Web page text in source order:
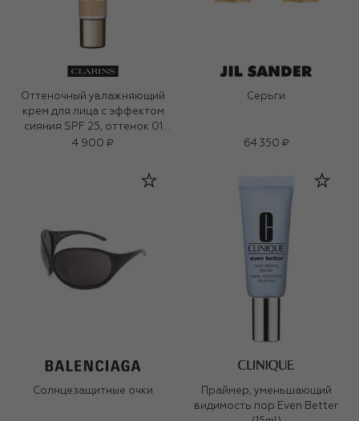
Оттеночный увлажняющий
крем для лица с эффектом
сияния SPF 25, оттенок 01
(40ml)
4 900 ₽
Серьги
64 350 ₽
Солнцезащитные очки
Праймер, уменьшающий
видимость пор Even Better